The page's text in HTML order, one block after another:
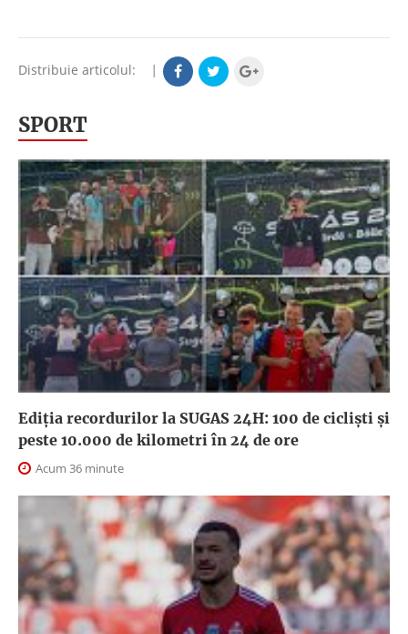
Distribuie articolul: |
SPORT
Ediția recordurilor la SUGAS 24H: 100 de cicliști și
peste 10.000 de kilometri în 24 de ore
Acum 36 minute